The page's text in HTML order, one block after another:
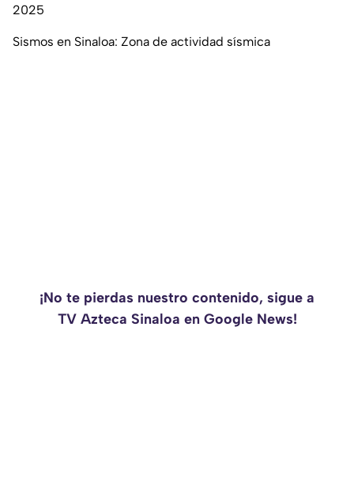
2025
Sismos en Sinaloa: Zona de actividad sísmica
¡No te pierdas nuestro contenido, sigue a
TV Azteca Sinaloa en Google News!